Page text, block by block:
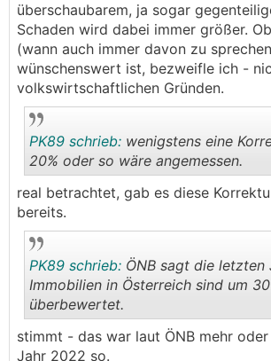
überschaubarem, ja sogar
Schaden wird dabei immer größer.
(wann auch immer davon zu
wünschenswert ist, bezweifle ich -
volkswirtschaftlichen Gründen.
PK89 schrieb: wenigstens eine
20% oder so wäre angemessen.
real betrachtet, gab es diese
bereits.
..
PK89 schrieb: ÖNB sagt die letzten
Immobilien in Österreich sind um
überbewertet.
stimmt - das war laut ÖNB mehr
Jahr 2022 so.